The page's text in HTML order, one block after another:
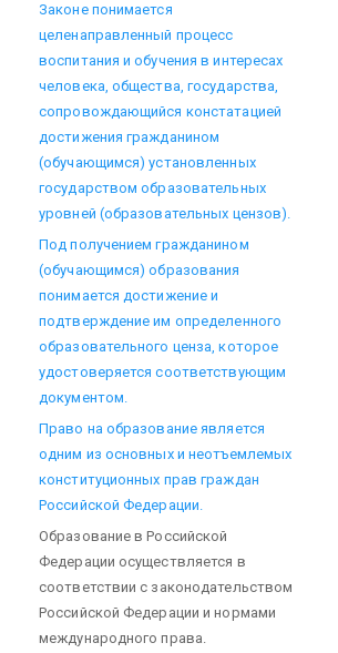
Законе понимается
целенаправленный процесс
воспитания и обучения в интересах
человека, общества, государства,
сопровождающийся констатацией
достижения гражданином
(обучающимся) установленных
государством образовательных
уровней (образовательных цензов).
Под получением гражданином
(обучающимся) образования
понимается достижение и
подтверждение им определенного
образовательного ценза, которое
удостоверяется соответствующим
документом.
Право на образование является
одним из основных и неотъемлемых
конституционных прав граждан
Российской Федерации.
Образование в Российской
Федерации осуществляется в
соответствии с законодательством
Российской Федерации и нормами
международного права.